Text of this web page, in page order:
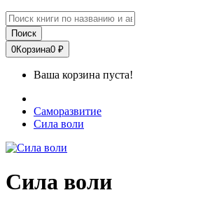
Поиск
0Корзина0 ₽
Ваша корзина пуста!
Саморазвитие
Сила воли
Сила воли